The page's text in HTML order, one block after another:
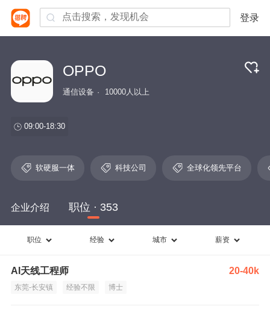
登录
OPPO
通信设备 10000人以上
09:00-18:30
软硬服一体 科技公司 全球化领先平台
企业介绍 职位 · 353
职位 经验 城市 薪资
AI天线工程师 20-40k
东莞-长安镇 经验不限 博士